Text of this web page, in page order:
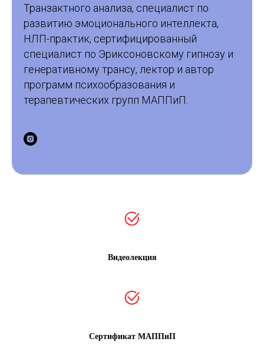
Транзактного анализа, специалист по
развитию эмоционального интеллекта,
НЛП-практик, сертифицированный
специалист по Эриксоновскому гипнозу и
генеративному трансу, лектор и автор
программ психообразования и
терапевтических групп МАППиП.
Видеолекция
Сертификат МАППиП